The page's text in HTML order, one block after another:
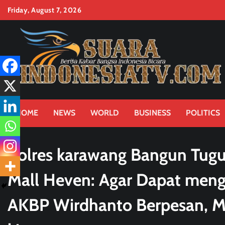
Skip
content
Friday, August 7, 2026
HOME NEWS WORLD BUSINESS POLITICS
Polres karawang Bangun
Mall Heven: Agar Dapat
AKBP Wirdhanto Berpesan,